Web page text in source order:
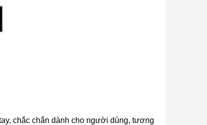
chắc chắn dành cho người dùng, tương